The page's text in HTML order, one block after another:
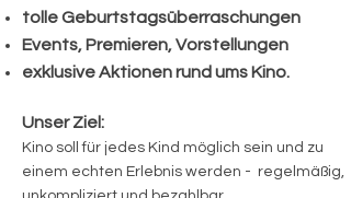
tolle Geburtstagsüberraschungen
Events, Premieren, Vorstellungen
exklusive Aktionen rund ums Kino.
Unser Ziel:
Kino soll für jedes Kind möglich sein und zu
einem echten Erlebnis werden - regelmäßig,